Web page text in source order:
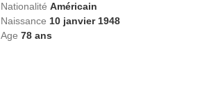
NationalitéAméricain
Naissance 10 janvier 1948
Age78 ans